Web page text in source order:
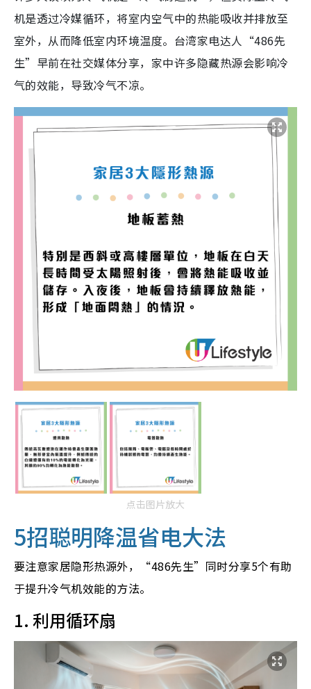
机是透过冷媒循环，将室内空气中的热能吸收并排放至
室外，从而降低室内环境温度。台湾家电达人“486先
生”早前在社交媒体分享，家中许多隐藏热源会影响冷
气的效能，导致冷气不凉。
点击图片放大
5招聪明降温省电大法
要注意家居隐形热源外，“486先生”同时分享5个有助
于提升冷气机效能的方法。
1. 利用循环扇